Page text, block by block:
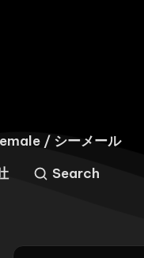
/ シーメール
Search